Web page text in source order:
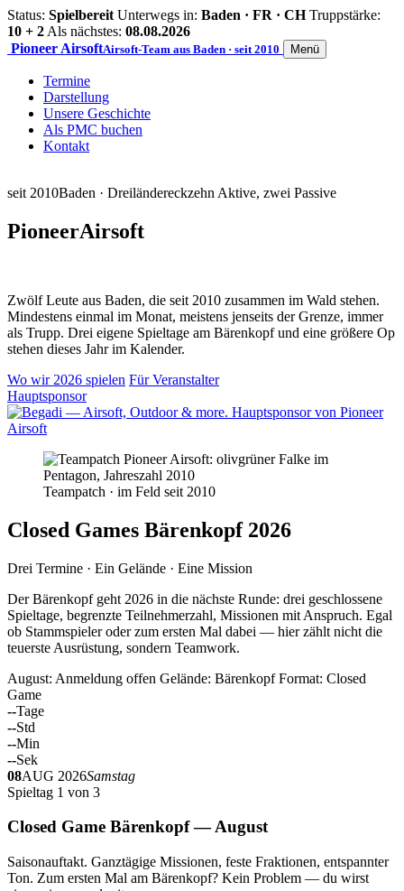
Status: Spielbereit Unterwegs in: Baden · FR · CH Truppstärke:
10 + 2 Als nächstes: 08.08.2026
Pioneer AirsoftAirsoft-Team aus Baden · seit 2010 Menü
Termine
Darstellung
Unsere Geschichte
Als PMC buchen
Kontakt
seit 2010Baden · Dreiländereckzehn Aktive, zwei Passive
PioneerAirsoft
Zwölf Leute aus Baden, die seit 2010 zusammen im Wald stehen.
Mindestens einmal im Monat, meistens jenseits der Grenze, immer
als Trupp. Drei eigene Spieltage am Bärenkopf und eine größere Op
stehen dieses Jahr im Kalender.
Wo wir 2026 spielen Für Veranstalter
Hauptsponsor
Teampatch · im Feld seit 2010
Closed Games Bärenkopf 2026
Drei Termine · Ein Gelände · Eine Mission
Der Bärenkopf geht 2026 in die nächste Runde: drei geschlossene
Spieltage, begrenzte Teilnehmerzahl, Missionen mit Anspruch. Egal
ob Stammspieler oder zum ersten Mal dabei — hier zählt nicht die
teuerste Ausrüstung, sondern Teamwork.
August: Anmeldung offen Gelände: Bärenkopf Format: Closed
Game
--Tage
--Std
--Min
--Sek
08AUG 2026Samstag
Spieltag 1 von 3
Closed Game Bärenkopf — August
Saisonauftakt. Ganztägige Missionen, feste Fraktionen, entspannter
Ton. Zum ersten Mal am Bärenkopf? Kein Problem — du wirst